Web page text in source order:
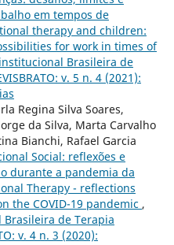
em tempos de
therapy and children:
for work in times of
Brasileira de
v. 5 n. 4 (2021):
Regina Silva Soares,
da Silva, Marta Carvalho
Bianchi, Rafael Garcia
Social: reflexões e
durante a pandemia da
Therapy - reflections
the COVID-19 pandemic ,
de Terapia
v. 4 n. 3 (2020):